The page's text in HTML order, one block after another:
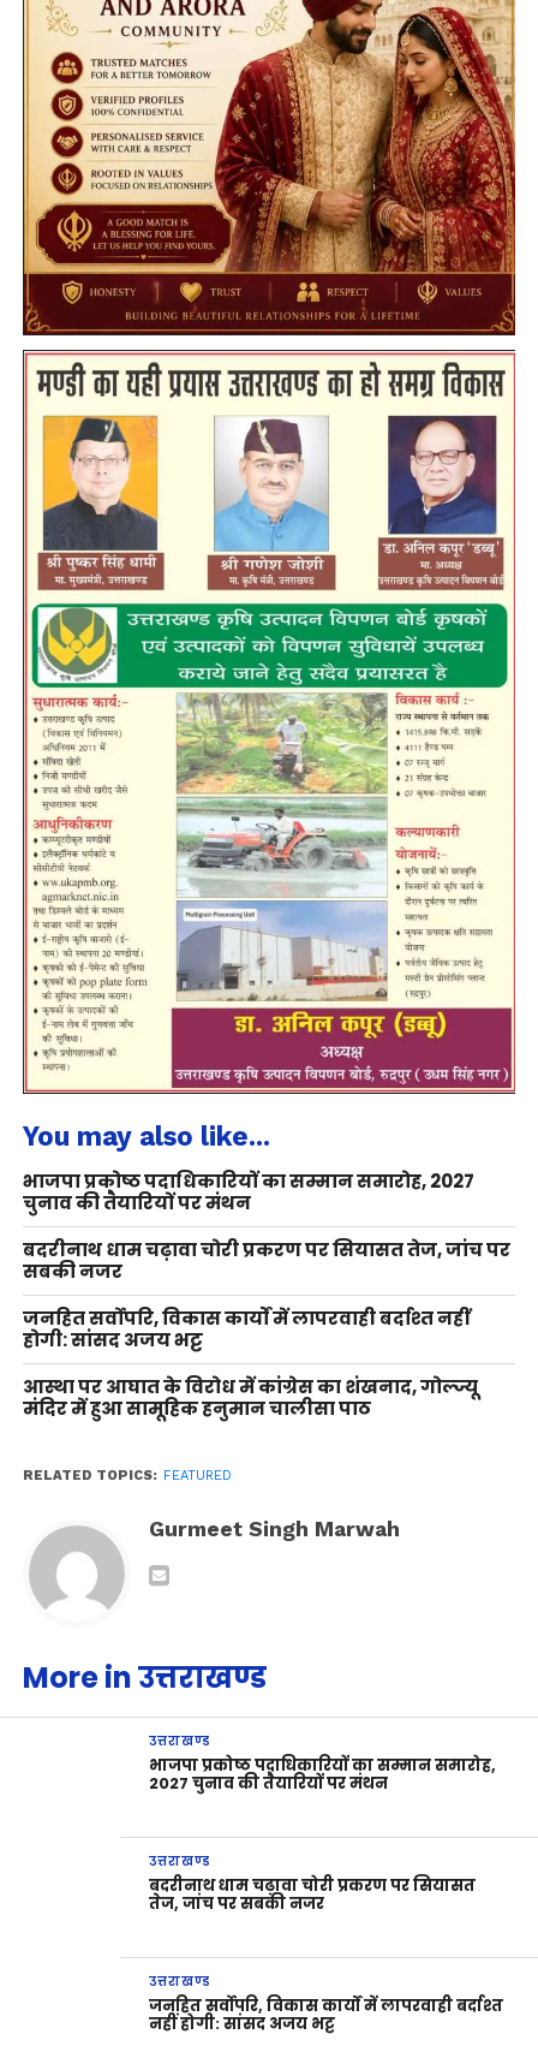
You may also like...
भाजपा प्रकोष्ठ पदाधिकारियों का सम्मान समारोह, 2027
चुनाव की तैयारियों पर मंथन
बदरीनाथ धाम चढ़ावा चोरी प्रकरण पर सियासत तेज, जांच पर
सबकी नजर
जनहित सर्वोपरि, विकास कार्यों में लापरवाही बर्दाश्त नहीं
होगी: सांसद अजय भट्ट
आस्था पर आघात के विरोध में कांग्रेस का शंखनाद, गोल्ज्यू
मंदिर में हुआ सामूहिक हनुमान चालीसा पाठ
RELATED TOPICS: FEATURED
Gurmeet Singh Marwah
More in उत्तराखण्ड
उत्तराखण्ड
भाजपा प्रकोष्ठ पदाधिकारियों का सम्मान समारोह,
2027 चुनाव की तैयारियों पर मंथन
उत्तराखण्ड
बदरीनाथ धाम चढ़ावा चोरी प्रकरण पर सियासत
तेज, जांच पर सबकी नजर
उत्तराखण्ड
जनहित सर्वोपरि, विकास कार्यों में लापरवाही बर्दाश्त
नहीं होगी: सांसद अजय भट्ट